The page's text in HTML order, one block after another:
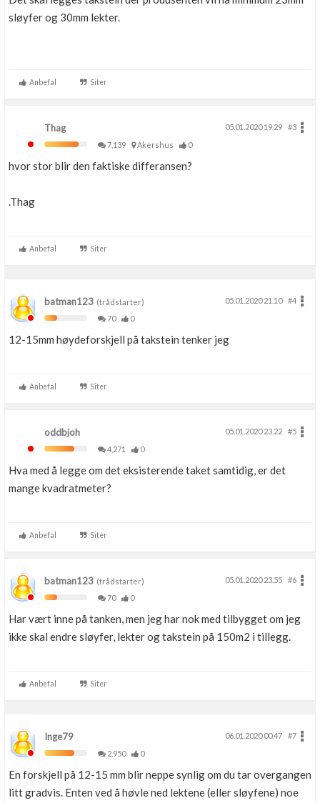
sløyfer og 30mm lekter.
Anbefal Siter
Thag 05.01.2020 19.29
#3
7,139
Akershus 0
hvor stor blir den faktiske differansen?
.Thag
Anbefal Siter
batman123 (trådstarter) 05.01.2020 21.10
#4
70
0
12-15mm høydeforskjell på takstein tenker jeg
Anbefal Siter
oddbjoh 05.01.2020 23.22
#5
4,271
0
Hva med å legge om det eksisterende taket samtidig, er det
mange kvadratmeter?
Anbefal Siter
batman123 (trådstarter) 05.01.2020 23.55
#6
70
0
Har vært inne på tanken, men jeg har nok med tilbygget om jeg
ikke skal endre sløyfer, lekter og takstein på 150m2 i tillegg.
Anbefal Siter
Inge79 06.01.2020 00.47
#7
2,950
0
En forskjell på 12-15 mm blir neppe synlig om du tar overgangen
litt gradvis. Enten ved å høvle ned lektene (eller sløyfene) noe